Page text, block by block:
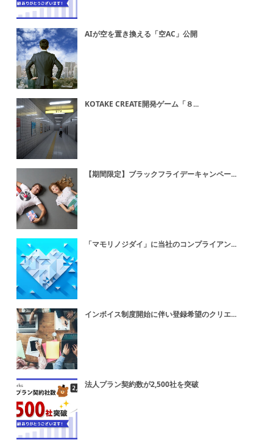
AIが空を置き換える「空AC」公開
KOTAKE CREATE開発ゲーム「８...
【期間限定】ブラックフライデーキャンペー...
「マモリノジダイ」に当社のコンプライアン...
インボイス制度開始に伴い登録希望のクリエ...
法人プラン契約数が2,500社を突破